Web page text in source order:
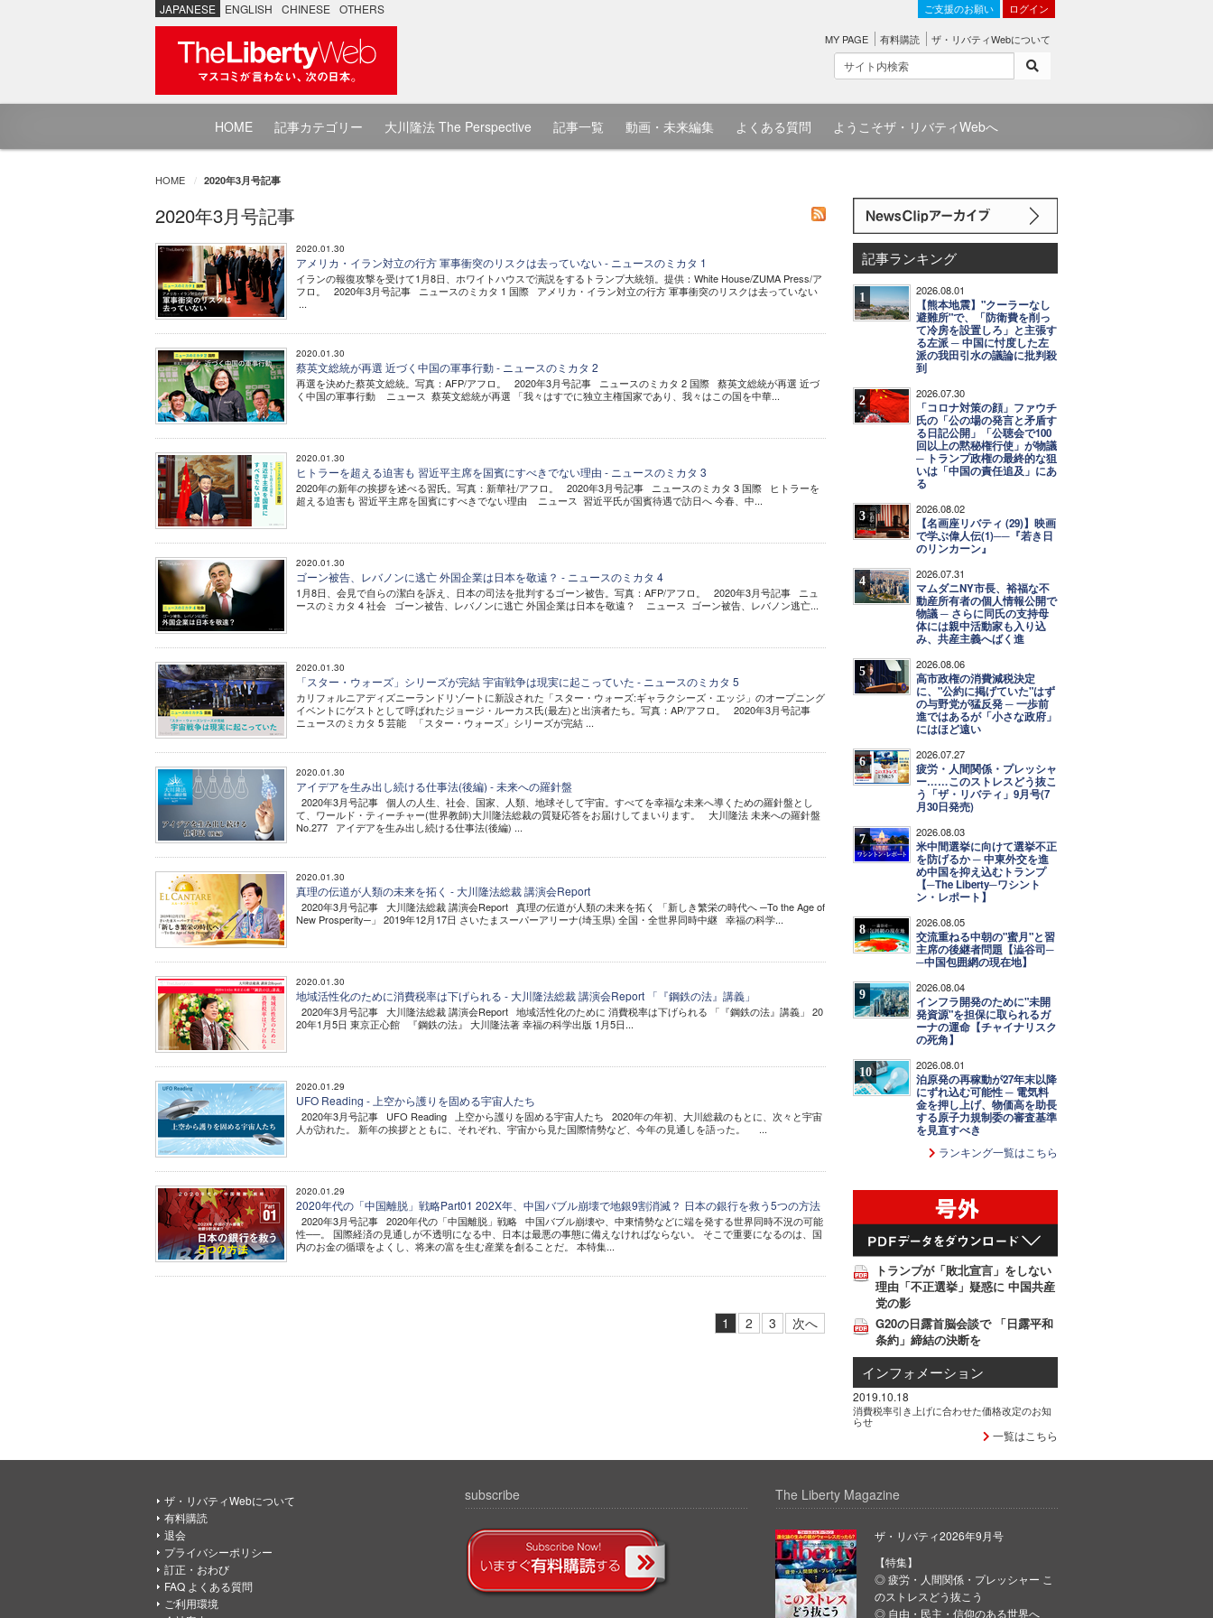
JAPANESE ENGLISH CHINESE OTHERS ご支援のお願い ログイン
MY PAGE 有料購読 ザ・リバティWebについて
HOME 記事カテゴリー 大川隆法 The Perspective 記事一覧 動画・未来編集 よくある質問 ようこそザ・リバティWebへ
HOME 2020年3月号記事
2020年3月号記事
2020.01.30
アメリカ・イラン対立の行方 軍事衝突のリスクは去っていない - ニュースのミカタ 1
イランの報復攻撃を受けて1月8日、ホワイトハウスで演説をするトランプ大統領。提供：White House/ZUMA Press/ア
フロ。 2020年3月号記事 ニュースのミカタ 1 国際 アメリカ・イラン対立の行方 軍事衝突のリスクは去っていない
...
2020.01.30
蔡英文総統が再選 近づく中国の軍事行動 - ニュースのミカタ 2
再選を決めた蔡英文総統。写真：AFP/アフロ。 2020年3月号記事 ニュースのミカタ 2 国際 蔡英文総統が再選 近づ
く中国の軍事行動 ニュース 蔡英文総統が再選 「我々はすでに独立主権国家であり、我々はこの国を中華...
2020.01.30
ヒトラーを超える迫害も 習近平主席を国賓にすべきでない理由 - ニュースのミカタ 3
2020年の新年の挨拶を述べる習氏。写真：新華社/アフロ。 2020年3月号記事 ニュースのミカタ 3 国際 ヒトラーを
超える迫害も 習近平主席を国賓にすべきでない理由 ニュース 習近平氏が国賓待遇で訪日へ 今春、中...
2020.01.30
ゴーン被告、レバノンに逃亡 外国企業は日本を敬遠？ - ニュースのミカタ 4
1月8日、会見で自らの潔白を訴え、日本の司法を批判するゴーン被告。写真：AFP/アフロ。 2020年3月号記事 ニュ
ースのミカタ 4 社会 ゴーン被告、レバノンに逃亡 外国企業は日本を敬遠？ ニュース ゴーン被告、レバノン逃亡...
2020.01.30
「スター・ウォーズ」シリーズが完結 宇宙戦争は現実に起こっていた - ニュースのミカタ 5
カリフォルニアディズニーランドリゾートに新設された「スター・ウォーズ:ギャラクシーズ・エッジ」のオープニング
イベントにゲストとして呼ばれたジョージ・ルーカス氏(最左)と出演者たち。写真：AP/アフロ。 2020年3月号記事
ニュースのミカタ 5 芸能 「スター・ウォーズ」シリーズが完結 ...
2020.01.30
アイデアを生み出し続ける仕事法(後編) - 未来への羅針盤
2020年3月号記事 個人の人生、社会、国家、人類、地球そして宇宙。すべてを幸福な未来へ導くための羅針盤とし
て、ワールド・ティーチャー(世界教師)大川隆法総裁の質疑応答をお届けしてまいります。 大川隆法 未来への羅針盤
No.277 アイデアを生み出し続ける仕事法(後編) ...
2020.01.30
真理の伝道が人類の未来を拓く - 大川隆法総裁 講演会Report
2020年3月号記事 大川隆法総裁 講演会Report 真理の伝道が人類の未来を拓く 「新しき繁栄の時代へ ─To the Age of
New Prosperity─」 2019年12月17日 さいたまスーパーアリーナ(埼玉県) 全国・全世界同時中継 幸福の科学...
2020.01.30
地域活性化のために消費税率は下げられる - 大川隆法総裁 講演会Report 「『鋼鉄の法』講義」
2020年3月号記事 大川隆法総裁 講演会Report 地域活性化のために 消費税率は下げられる 「『鋼鉄の法』講義」 20
20年1月5日 東京正心館 『鋼鉄の法』 大川隆法著 幸福の科学出版 1月5日...
2020.01.29
UFO Reading - 上空から護りを固める宇宙人たち
2020年3月号記事 UFO Reading 上空から護りを固める宇宙人たち 2020年の年初、大川総裁のもとに、次々と宇宙
人が訪れた。 新年の挨拶とともに、それぞれ、宇宙から見た国際情勢など、今年の見通しを語った。 ...
2020.01.29
2020年代の「中国離脱」戦略Part01 202X年、中国バブル崩壊で地銀9割消滅？ 日本の銀行を救う5つの方法
2020年3月号記事 2020年代の「中国離脱」戦略 中国バブル崩壊や、中東情勢などに端を発する世界同時不況の可能
性──。 国際経済の見通しが不透明になる中、日本は最悪の事態に備えなければならない。 そこで重要になるのは、国
内のお金の循環をよくし、将来の富を生む産業を創ることだ。 本特集...
1 2 3 次へ
記事ランキング
1 2026.08.01
【熊本地震】"クーラーなし
避難所"で、「防衛費を削っ
て冷房を設置しろ」と主張す
る左派 ─ 中国に忖度した左
派の我田引水の議論に批判殺
到
2 2026.07.30
「コロナ対策の顔」ファウチ
氏の「公の場の発言と矛盾す
る日記公開」「公聴会で100
回以上の黙秘権行使」が物議
─ トランプ政権の最終的な狙
いは「中国の責任追及」にあ
る
3 2026.08.02
【名画座リバティ (29)】映画
で学ぶ偉人伝(1)──『若き日
のリンカーン』
4 2026.07.31
マムダニNY市長、裕福な不
動産所有者の個人情報公開で
物議 ─ さらに同氏の支持母
体には親中活動家も入り込
み、共産主義へばく進
5 2026.08.06
高市政権の消費減税決定
に、"公約に掲げていた"はず
の与野党が猛反発 ─ 一歩前
進ではあるが「小さな政府」
にはほど遠い
6 2026.07.27
疲労・人間関係・プレッシャ
ー……このストレスどう抜こ
う「ザ・リバティ」9月号(7
月30日発売)
7 2026.08.03
米中間選挙に向けて選挙不正
を防げるか ─ 中東外交を進
め中国を抑え込むトランプ
【─The Liberty─ワシント
ン・レポート】
8 2026.08.05
交流重ねる中朝の"蜜月"と習
主席の後継者問題【澁谷司─
─中国包囲網の現在地】
9 2026.08.04
インフラ開発のために"未開
発資源"を担保に取られるガ
ーナの運命【チャイナリスク
の死角】
10 2026.08.01
泊原発の再稼動が27年末以降
にずれ込む可能性 ─ 電気料
金を押し上げ、物価高を助長
する原子力規制委の審査基準
を見直すべき
ランキング一覧はこちら
トランプが「敗北宣言」をしない
理由「不正選挙」疑惑に 中国共産
党の影
G20の日露首脳会談で 「日露平和
条約」締結の決断を
インフォメーション
2019.10.18
消費税率引き上げに合わせた価格改定のお知
らせ
一覧はこちら
ザ・リバティWebについて
有料購読
退会
プライバシーポリシー
訂正・おわび
FAQ よくある質問
ご利用環境
subscribe The Liberty Magazine
ザ・リバティ2026年9月号
【特集】
◎ 疲労・人間関係・プレッシャー こ
のストレスどう抜こう
◎ 自由・民主・信仰のある世界へ